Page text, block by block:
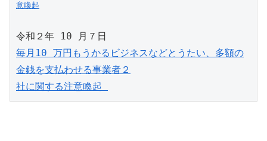
意喚起
毎月10 万円もうかるビジネスなどとうたい、多額の
金銭を支払わせる事業者２
社に関する注意喚起